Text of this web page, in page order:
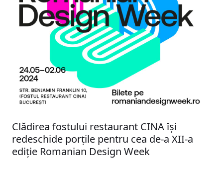
Clădirea fostului restaurant CINA își
redeschide porțile pentru cea de-a XII-a
ediție Romanian Design Week